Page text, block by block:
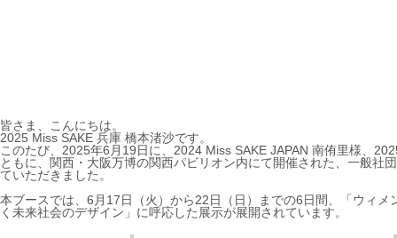
皆さま、こんにちは。
2025 Miss SAKE 兵庫 橋本渚沙です。
このたび、2025年6月19日に、2024 Miss SAKE JAPAN 南侑里様、
ともに、関西・大阪万博の関西パビリオン内にて開催された、一般社
ていただきました。
本ブースでは、6月17日（火）から22日（日）までの6日間、「ウィ
く未来社会のデザイン」に呼応した展示が展開されています。